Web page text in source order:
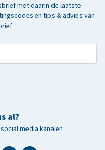
met daarin de laatste
en tips & advies van
al?
media kanalen